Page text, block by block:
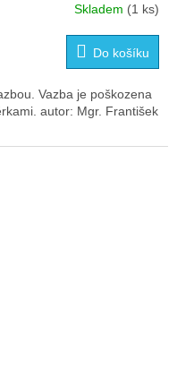
Skladem (1 ks)
Do košíku
Vazba je poškozena
autor: Mgr. František